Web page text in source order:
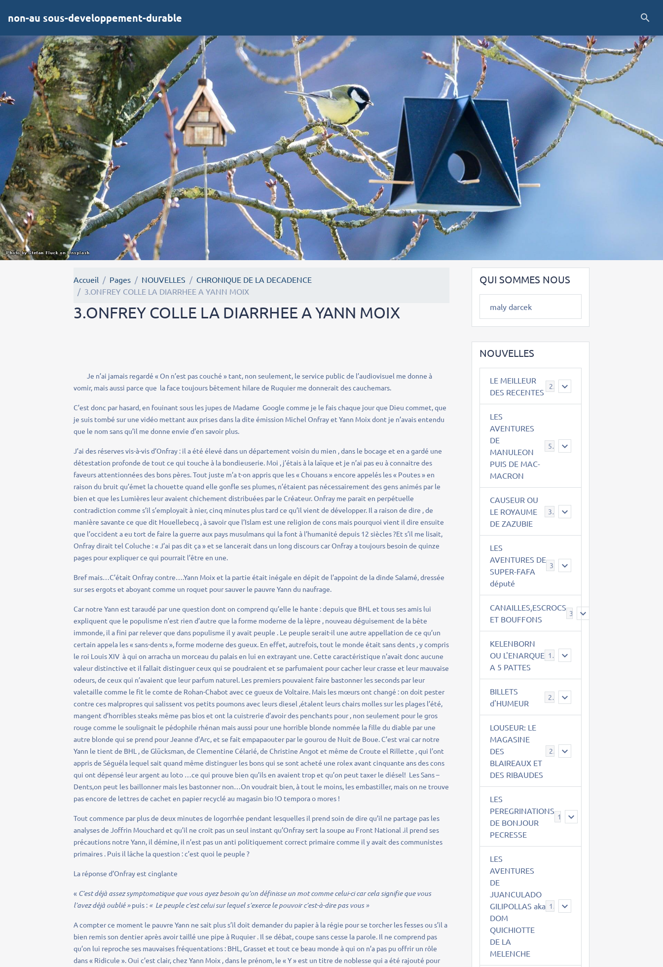
non-au sous-developpement-durable
Accueil Pages NOUVELLES
CHRONIQUE DE LA DECADENCE
3.ONFREY COLLE LA DIARRHEE A YANN MOIX
3.ONFREY COLLE LA DIARRHEE A YANN MOIX
Je n’ai jamais regardé « On n’est pas couché » tant, non seulement, le service public de l’audiovisuel me donne à
vomir, mais aussi parce que la face toujours bêtement hilare de Ruquier me donnerait des cauchemars.
C’est donc par hasard, en fouinant sous les jupes de Madame Google comme je le fais chaque jour que Dieu commet, que
je suis tombé sur une vidéo mettant aux prises dans la dite émission Michel Onfray et Yann Moix dont je n’avais entendu
que le nom sans qu’il me donne envie d’en savoir plus.
J’ai des réserves vis-à-vis d’Onfray : il a été élevé dans un département voisin du mien , dans le bocage et en a gardé une
détestation profonde de tout ce qui touche à la bondieuserie. Moi , j’étais à la laïque et je n’ai pas eu à connaitre des
faveurs attentionnées des bons pères. Tout juste m’a t-on appris que les « Chouans » encore appelés les « Poutes » en
raison du bruit qu’émet la chouette quand elle gonfle ses plumes, n’étaient pas nécessairement des gens animés par le
bien et que les Lumières leur avaient chichement distribuées par le Créateur. Onfray me parait en perpétuelle
contradiction comme s’il s’employait à nier, cinq minutes plus tard ce qu’il vient de développer. Il a raison de dire , de
manière savante ce que dit Houellebecq , à savoir que l’Islam est une religion de cons mais pourquoi vient il dire ensuite
que l’occident a eu tort de faire la guerre aux pays musulmans qui la font à l’humanité depuis 12 siècles ?Et s’il me lisait,
Onfray dirait tel Coluche : « J’ai pas dit ça » et se lancerait dans un long discours car Onfray a toujours besoin de quinze
pages pour expliquer ce qui pourrait l’être en une.
Bref mais…C’était Onfray contre….Yann Moix et la partie était inégale en dépit de l’appoint de la dinde Salamé, dressée
sur ses ergots et aboyant comme un roquet pour sauver le pauvre Yann du naufrage.
Car notre Yann est taraudé par une question dont on comprend qu’elle le hante : depuis que BHL et tous ses amis lui
expliquent que le populisme n’est rien d’autre que la forme moderne de la lèpre , nouveau déguisement de la bête
immonde, il a fini par relever que dans populisme il y avait peuple . Le peuple serait-il une autre appellation de ce qu’un
certain appela les « sans-dents », forme moderne des gueux. En effet, autrefois, tout le monde était sans dents , y compris
le roi Louis XIV à qui on arracha un morceau du palais en lui en extrayant une. Cette caractéristique n’avait donc aucune
valeur distinctive et il fallait distinguer ceux qui se poudraient et se parfumaient pour cacher leur crasse et leur mauvaise
odeurs, de ceux qui n’avaient que leur parfum naturel. Les premiers pouvaient faire bastonner les seconds par leur
valetaille comme le fit le comte de Rohan-Chabot avec ce gueux de Voltaire. Mais les mœurs ont changé : on doit pester
contre ces malpropres qui salissent vos petits poumons avec leurs diesel ,étalent leurs chairs molles sur les plages l’été,
mangent d’horribles steaks même pas bios et ont la cuistrerie d’avoir des penchants pour , non seulement pour le gros
rouge comme le soulignait le pédophile rhénan mais aussi pour une horrible blonde nommée la fille du diable par une
autre blonde qui se prend pour Jeanne d’Arc, et se fait empapaouter par le gourou de Nuit de Boue. C’est vrai car notre
Yann le tient de BHL , de Glücksman, de Clementine Célarié, de Christine Angot et même de Croute el Rillette , qui l’ont
appris de Séguéla lequel sait quand même distinguer les bons qui se sont acheté une rolex avant cinquante ans des cons
qui ont dépensé leur argent au loto …ce qui prouve bien qu’ils en avaient trop et qu’on peut taxer le diésel! Les Sans –
Dents,on peut les baillonner mais les bastonner non…On voudrait bien, à tout le moins, les embastiller, mais on ne trouve
pas encore de lettres de cachet en papier recyclé au magasin bio !O tempora o mores !
Tout commence par plus de deux minutes de logorrhée pendant lesquelles il prend soin de dire qu’il ne partage pas les
analyses de Joffrin Mouchard et qu’il ne croit pas un seul instant qu’Onfray sert la soupe au Front National .il prend ses
précautions notre Yann, il démine, il n’est pas un anti politiquement correct primaire comme il y avait des communistes
primaires . Puis il lâche la question : c’est quoi le peuple ?
La réponse d’Onfray est cinglante
« C’est déjà assez symptomatique que vous ayez besoin qu’on définisse un mot comme celui-ci car cela signifie que vous
l’avez déjà oublié »puis : « Le peuple c’est celui sur lequel s’exerce le pouvoir c’est-à-dire pas vous »
A compter ce moment le pauvre Yann ne sait plus s’il doit demander du papier à la régie pour se torcher les fesses ou s’il a
bien remis son dentier après avoir taillé une pipe à Ruquier . Il se débat, coupe sans cesse la parole. Il ne comprend pas
qu’on lui reproche ses mauvaises fréquentations : BHL, Grasset et tout ce beau monde à qui on n’a pas pu offrir un rôle
dans « Ridicule ». Oui c’est clair, chez Yann Moix , dans le prénom, le « Y » est un titre de noblesse qui a été rajouté pour
QUI SOMMES NOUS
maly darcek
NOUVELLES
LE MEILLEUR
DES RECENTES
2
LES
AVENTURES
DE
MANULEON
PUIS DE MAC-
MACRON
543
CAUSEUR OU
LE ROYAUME
DE ZAZUBIE
38
LES
AVENTURES DE
SUPER-FAFA
député
CANAILLES,ESCROCS
ET BOUFFONS
385
KELENBORN
OU L'ENARQUE
A 5 PATTES
14
BILLETS
d'HUMEUR
2
LOUSEUR: LE
MAGASINE
DES
BLAIREAUX ET
DES RIBAUDES
21
LES
PEREGRINATIONS
DE BONJOUR
PECRESSE
14
LES
AVENTURES
DE
JUANCULADO
GILIPOLLAS aka
DOM
QUICHIOTTE
DE LA
MELENCHE
119